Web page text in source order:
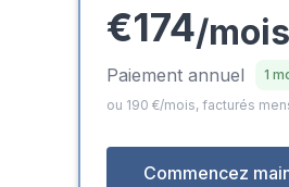
€174/mois
Paiement annuel
1
ou 190 €/mois, facturés
Commencez